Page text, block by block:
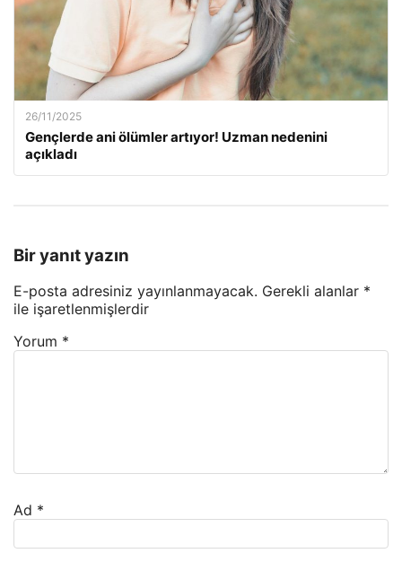
26/11/2025
Gençlerde ani ölümler artıyor! Uzman nedenini
açıkladı
Bir yanıt yazın
E-posta adresiniz yayınlanmayacak. Gerekli alanlar *
ile işaretlenmişlerdir
Yorum *
Ad *